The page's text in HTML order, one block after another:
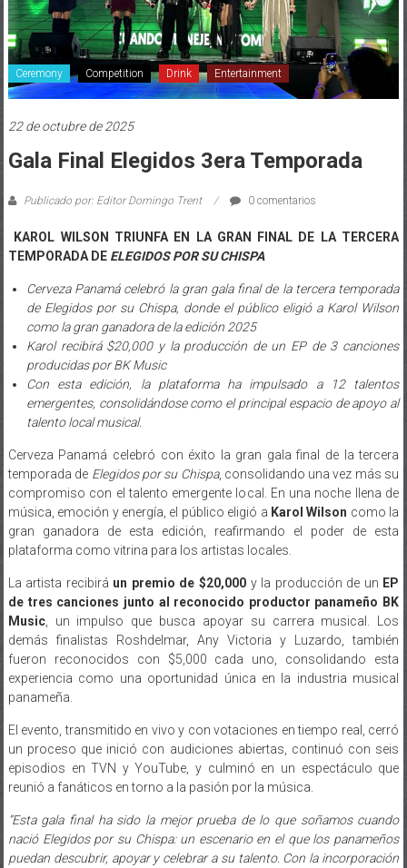
Ceremony Competition Drink Entertainment
22 de octubre de 2025
Gala Final Elegidos 3era Temporada
Publicado por: Editor Domingo Trent 0 comentarios
KAROL WILSON TRIUNFA EN LA GRAN FINAL DE LA TERCERA
Cerveza Panamá celebró la gran gala final de la tercera temporada
como la gran ganadora de la edición 2025
Karol recibirá $20,000 y la producción de un EP de 3 canciones
producidas por BK Music
Con esta edición, la plataforma ha impulsado a 12 talentos
emergentes, consolidándose como el principal espacio de apoyo al
talento local musical.
Cerveza Panamá celebró con éxito la gran gala final de la tercera
compromiso con el talento emergente local. En una noche llena de
música, emoción y energía, el público eligió aKarol Wilsoncomo la
gran ganadora de esta edición, reafirmando el poder de esta
plataforma como vitrina para los artistas locales.
La artista recibirá un premio de $20,000 y la producción de un
Music, un impulso que busca apoyar su carrera musical. Los
demás finalistas Roshdelmar, Any Victoria y Luzardo, también
fueron reconocidos con $5,000 cada uno, consolidando esta
experiencia como una oportunidad única en la industria musical
panameña.
El evento, transmitido en vivo y con votaciones en tiempo real, cerró
episodios en TVN y YouTube, y culminó en un espectáculo que
reunió a fanáticos en torno a la pasión por la música.
“Esta gala final ha sido la mejor prueba de lo que soñamos cuando
puedan descubrir, apoyar y celebrar a su talento. Con la incorporación
de los cuatro artistas de este año, ya son 12 los que han vivido esta
experiencia transformadora, consolidando a la plataforma como el